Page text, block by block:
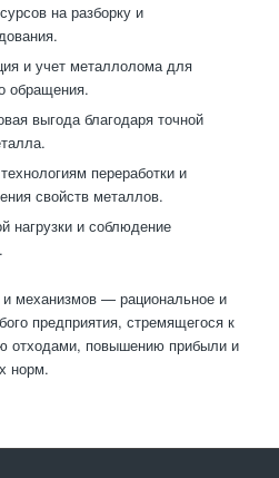
на разборку и
и учет металлолома для
обращения.
выгода благодаря точной
переработки и
свойств металлов.
нагрузки и соблюдение
механизмов — рациональное и
предприятия, стремящегося к
отходами, повышению прибыли и
норм.